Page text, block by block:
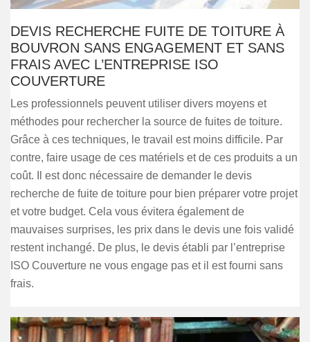
DEVIS RECHERCHE FUITE DE TOITURE À
BOUVRON SANS ENGAGEMENT ET SANS
FRAIS AVEC L’ENTREPRISE ISO
COUVERTURE
Les professionnels peuvent utiliser divers moyens et
méthodes pour rechercher la source de fuites de toiture.
Grâce à ces techniques, le travail est moins difficile. Par
contre, faire usage de ces matériels et de ces produits a un
coût. Il est donc nécessaire de demander le devis
recherche de fuite de toiture pour bien préparer votre projet
et votre budget. Cela vous évitera également de
mauvaises surprises, les prix dans le devis une fois validé
restent inchangé. De plus, le devis établi par l’entreprise
ISO Couverture ne vous engage pas et il est fourni sans
frais.